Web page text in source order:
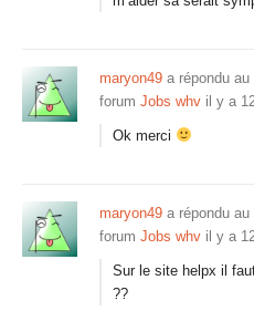
maryon49 a répondu au
forum Jobs whv il y a
Ok merci
maryon49 a répondu au
forum Jobs whv il y a
Sur le site helpx il
??